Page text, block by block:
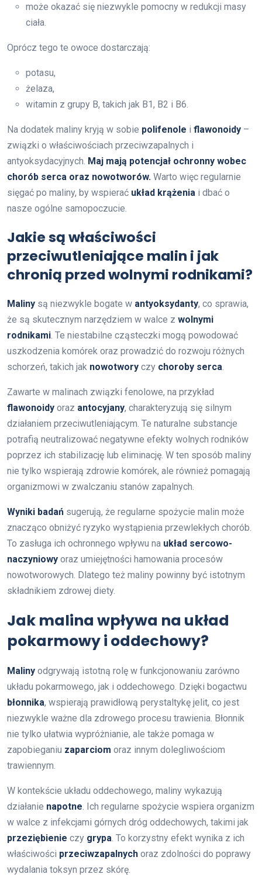
może okazać się niezwykle pomocny w redukcji masy
ciała.
Oprócz tego te owoce dostarczają:
potasu,
żelaza,
witamin z grupy B, takich jak B1, B2 i B6.
Na dodatek maliny kryją w sobie polifenole i flawonoidy –
związki o właściwościach przeciwzapalnych i
antyoksydacyjnych. Maj mają potencjał ochronny wobec
chorób serca oraz nowotworów. Warto więc regularnie
sięgać po maliny, by wspierać układ krążenia i dbać o
nasze ogólne samopoczucie.
Jakie są właściwości
przeciwutleniające malin i jak
chronią przed wolnymi rodnikami?
Maliny są niezwykle bogate w antyoksydanty, co sprawia,
że są skutecznym narzędziem w walce z wolnymi
rodnikami. Te niestabilne cząsteczki mogą powodować
uszkodzenia komórek oraz prowadzić do rozwoju różnych
schorzeń, takich jak nowotwory czy choroby serca.
Zawarte w malinach związki fenolowe, na przykład
flawonoidy oraz antocyjany, charakteryzują się silnym
działaniem przeciwutleniającym. Te naturalne substancje
potrafią neutralizować negatywne efekty wolnych rodników
poprzez ich stabilizację lub eliminację. W ten sposób maliny
nie tylko wspierają zdrowie komórek, ale również pomagają
organizmowi w zwalczaniu stanów zapalnych.
Wyniki badań sugerują, że regularne spożycie malin może
znacząco obniżyć ryzyko wystąpienia przewlekłych chorób.
To zasługa ich ochronnego wpływu na układ sercowo-
naczyniowy oraz umiejętności hamowania procesów
nowotworowych. Dlatego też maliny powinny być istotnym
składnikiem zdrowej diety.
Jak malina wpływa na układ
pokarmowy i oddechowy?
Maliny odgrywają istotną rolę w funkcjonowaniu zarówno
układu pokarmowego, jak i oddechowego. Dzięki bogactwu
błonnika, wspierają prawidłową perystaltykę jelit, co jest
niezwykle ważne dla zdrowego procesu trawienia. Błonnik
nie tylko ułatwia wypróżnianie, ale także pomaga w
zapobieganiu zaparciom oraz innym dolegliwościom
trawiennym.
W kontekście układu oddechowego, maliny wykazują
działanie napotne. Ich regularne spożycie wspiera organizm
w walce z infekcjami górnych dróg oddechowych, takimi jak
przeziębienie czy grypa. To korzystny efekt wynika z ich
właściwości przeciwzapalnych oraz zdolności do poprawy
wydalania toksyn przez skórę.